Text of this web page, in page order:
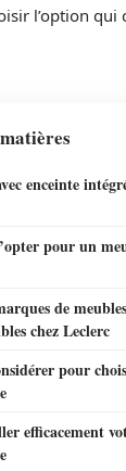
l’option qui
enceinte
pour un
de
chez Leclerc
pour
efficacement